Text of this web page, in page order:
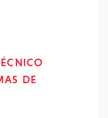
DE